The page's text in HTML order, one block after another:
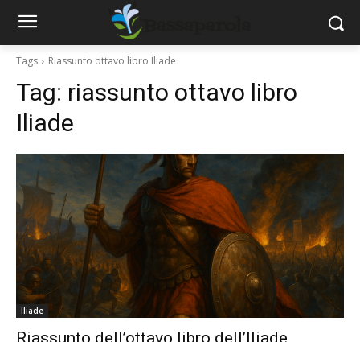
Tags Riassunto ottavo libro Iliade
Tag: riassunto ottavo libro
Iliade
Iliade
Riassunto dell’ottavo libro dell’Iliade